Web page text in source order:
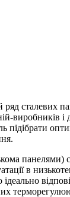
сталевих
виробників і
підібрати
панелями)
в